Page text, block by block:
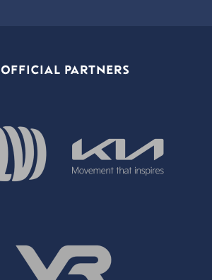
OFFICIAL PARTNERS